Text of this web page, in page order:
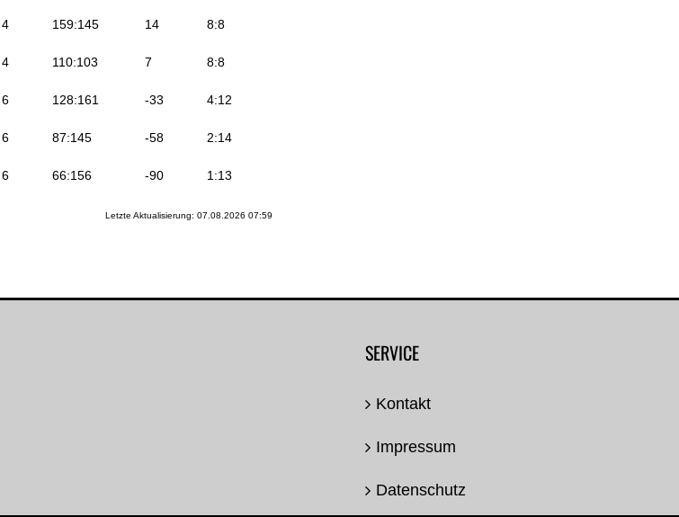
4 159:145 14 8:8
4 110:103 7 8:8
6 128:161 -33 4:12
6 87:145 -58 2:14
6 66:156 -90 1:13
Letzte Aktualisierung: 07.08.2026 07:59
SERVICE
Kontakt
Impressum
Datenschutz